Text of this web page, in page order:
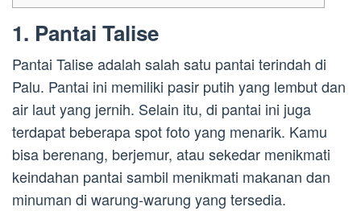
1. Pantai Talise
Pantai Talise adalah salah satu pantai terindah di
Palu. Pantai ini memiliki pasir putih yang lembut dan
air laut yang jernih. Selain itu, di pantai ini juga
terdapat beberapa spot foto yang menarik. Kamu
bisa berenang, berjemur, atau sekedar menikmati
keindahan pantai sambil menikmati makanan dan
minuman di warung-warung yang tersedia.